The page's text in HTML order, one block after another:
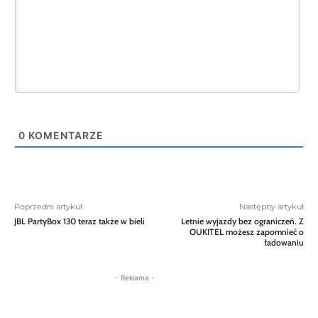
0 KOMENTARZE
Poprzedni artykuł
JBL PartyBox 130 teraz także w bieli
Następny artykuł
Letnie wyjazdy bez ograniczeń. Z
OUKITEL możesz zapomnieć o
ładowaniu
- Reklama -